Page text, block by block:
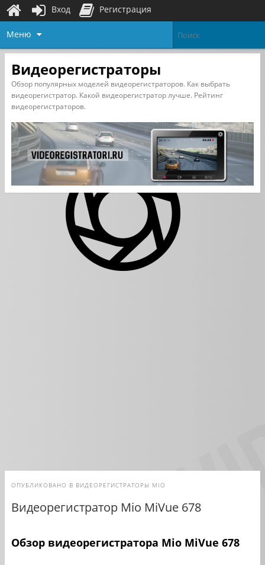
Меню
Видеорегистраторы
Обзор популярных моделей видеорегистраторов. Как выбрать
видеорегистратор. Какой видеорегистратор лучше. Рейтинг
видеорегистраторов.
ОПУБЛИКОВАНО В ВИДЕОРЕГИСТРАТОРЫ MIO
Видеорегистратор Mio MiVue 678
Обзор видеорегистратора Mio MiVue 678
Вход Регистрация